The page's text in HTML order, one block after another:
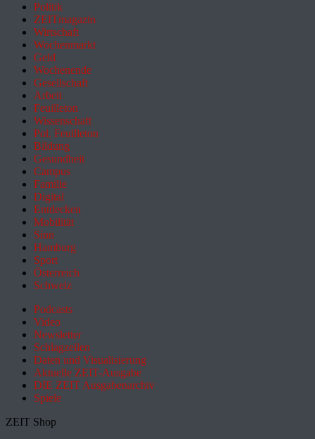
Politik
ZEITmagazin
Wirtschaft
Wochenmarkt
Geld
Wochenende
Gesellschaft
Arbeit
Feuilleton
Wissenschaft
Pol. Feuilleton
Bildung
Gesundheit
Campus
Familie
Digital
Entdecken
Mobilität
Sinn
Hamburg
Sport
Österreich
Schweiz
Podcasts
Video
Newsletter
Schlagzeilen
Daten und Visualisierung
Aktuelle ZEIT-Ausgabe
DIE ZEIT Ausgabenarchiv
Spiele
ZEIT Shop